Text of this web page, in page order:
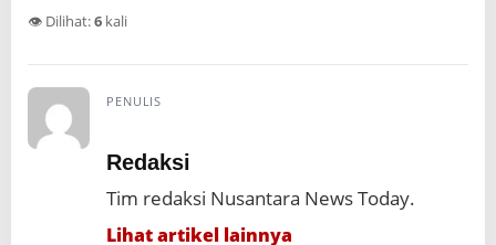
👁️ Dilihat:6 kali
PENULIS
Redaksi
Tim redaksi Nusantara News Today.
Lihat artikel lainnya